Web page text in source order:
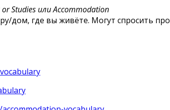
or Studies или Accommodation
дом, где вы живёте. Могут спросить про